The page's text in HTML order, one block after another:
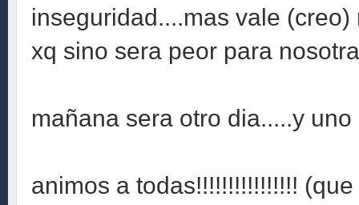
inseguridad....mas vale
xq sino sera peor para
mañana sera otro dia.....y
animos a todas!!!!!!!!!!!!!!!!